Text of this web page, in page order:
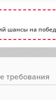
шансы на
требования